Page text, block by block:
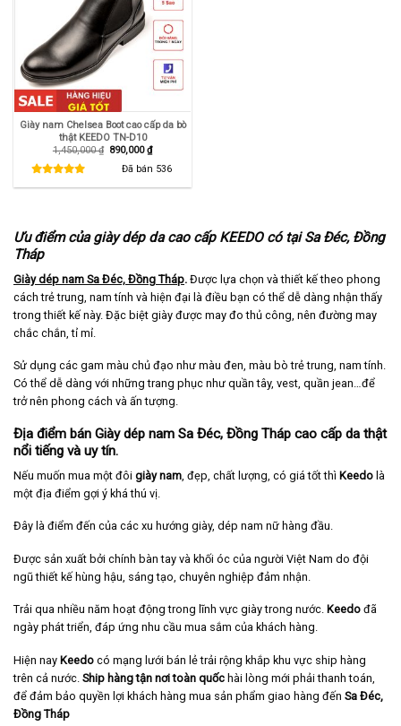
Giày nam Chelsea Boot cao cấp da bò
thật KEEDO TN-D10
1,450,000₫ Giá
1,450,000 ₫.
890,000₫Giá
hiện
tại
là:
890,000 ₫.
Đã bán 536
Ưu điểm của giày dép da cao cấp KEEDO có tại Sa Đéc, Đồng
Tháp
Giày dép nam Sa Đéc, Đồng Tháp. Được lựa chọn và thiết kế theo phong
cách trẻ trung, nam tính và hiện đại là điều bạn có thể dễ dàng nhận thấy
trong thiết kế này. Đặc biệt giày được may đo thủ công, nên đường may
chắc chắn, tỉ mỉ.
Sử dụng các gam màu chủ đạo như màu đen, màu bò trẻ trung, nam tính.
Có thể dễ dàng với những trang phục như quần tây, vest, quần jean…để
trở nên phong cách và ấn tượng.
Địa điểm bán Giày dép nam Sa Đéc, Đồng Tháp cao cấp da thật
nổi tiếng và uy tín.
Nếu muốn mua một đôi giày nam , đẹp, chất lượng, có giá tốt thì Keedo là
một địa điểm gợi ý khá thú vị.
Đây là điểm đến của các xu hướng giày, dép nam nữ hàng đầu.
Được sản xuất bởi chính bàn tay và khối óc của người Việt Nam do đội
ngũ thiết kế hùng hậu, sáng tạo, chuyên nghiệp đảm nhận.
Trải qua nhiều năm hoạt động trong lĩnh vực giày trong nước. Keedo đã
ngày phát triển, đáp ứng nhu cầu mua sắm của khách hàng.
Hiện nay Keedo có mạng lưới bán lẻ trải rộng khắp khu vực ship hàng
trên cả nước. Ship hàng tận nơi toàn quốc hài lòng mới phải thanh toán,
để đảm bảo quyền lợi khách hàng mua sản phẩm giao hàng đến Sa Đéc,
Đồng Tháp